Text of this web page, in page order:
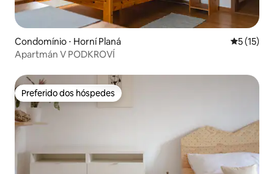
Condomínio ⋅ Horní Planá 5 de uma
5 (15)
Apartmán V PODKROVÍ
Preferido dos hóspedes
Preferido dos hóspedes